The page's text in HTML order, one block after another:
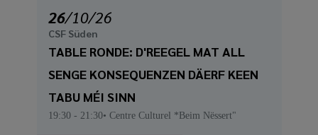
26/10/26
CSF Süden
TABLE RONDE: D'REEGEL MAT ALL
SENGE KONSEQUENZEN DÄERF KEEN
TABU MÉI SINN
19:30 - 21:30 Centre Culturel *Beim Nëssert"